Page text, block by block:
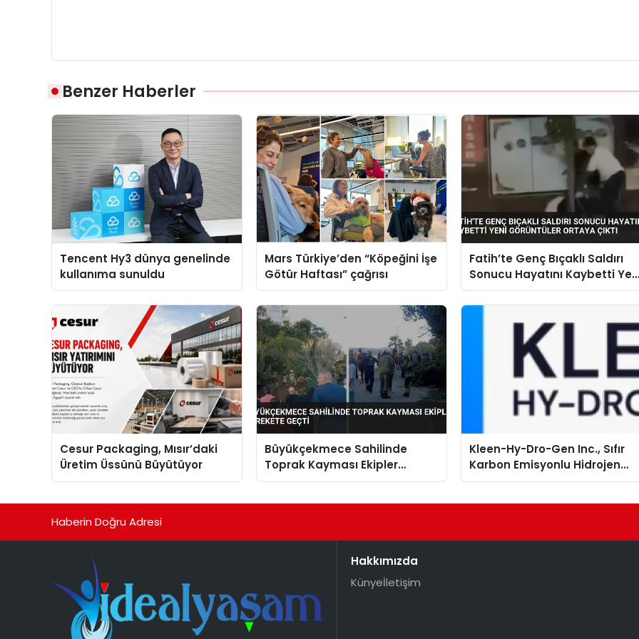
Benzer Haberler
Tencent Hy3 dünya genelinde
kullanıma sunuldu
Mars Türkiye’den “Köpeğini İşe
Götür Haftası” çağrısı
Fatih’te Genç Bıçaklı Saldırı
Sonucu Hayatını Kaybetti
Görüntüler Ortaya Çıktı
Cesur Packaging, Mısır’daki
Üretim Üssünü Büyütüyor
Büyükçekmece Sahilinde
Toprak Kayması Ekipler
Harekete Geçti
Kleen-Hy-Dro-Gen Inc., Sıfır
Karbon Emisyonlu Hidrojen
Isıtma Teknolojisinde ISO ve
Haberin Doğru Adresi
Hakkımızda
Künyeİletişim